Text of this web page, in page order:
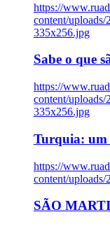
https://
content/
335x256.jpg
Sabe o que
https://
content/uploads/
335x256.jpg
Turquia: um
https://
content/
SÃO